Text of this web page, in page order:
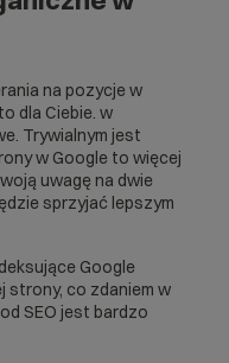
na pozycje w
dla Ciebie. w
Trywialnym jest
w Google to więcej
uwagę na dwie
sprzyjać lepszym
Google
strony, co zdaniem w
SEO jest bardzo